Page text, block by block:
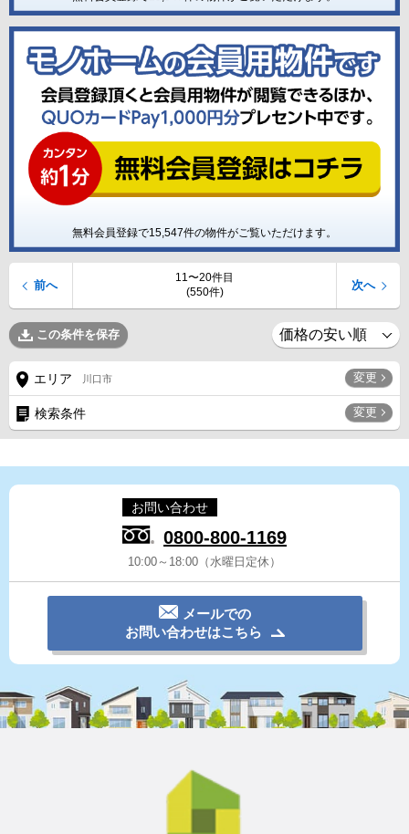
無料会員登録で15,547件の物件がご覧いただけます。
11〜20件目
(550件)
前へ 次へ
この条件を保存
エリア 川口市 変更
検索条件 変更
お問い合わせ
0800-800-1169
10:00～18:00（水曜日定休）
メールでの
お問い合わせはこちら